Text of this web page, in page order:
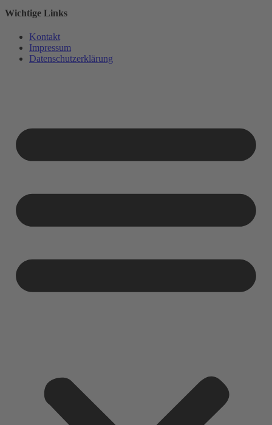
Wichtige Links
Kontakt
Impressum
Datenschutzerklärung